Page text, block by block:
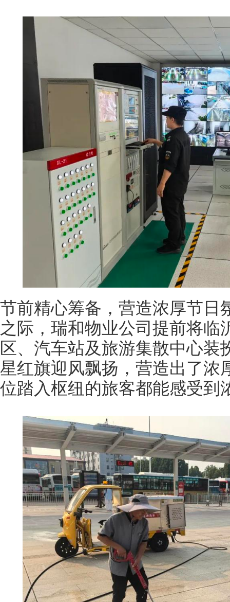
节前精心筹备，营造浓厚节日
之际，瑞和物业公司提前将临
区、汽车站及旅游集散中心装
星红旗迎风飘扬，营造出了浓
位踏入枢纽的旅客都能感受到